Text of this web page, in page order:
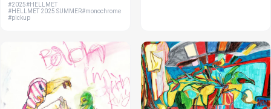
#2025#HELLMET
#HELLMET 2025 SUMMER#monochrome
#pickup